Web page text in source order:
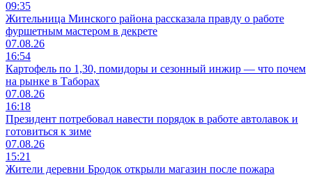
09:35
Жительница Минского района рассказала правду о работе
фуршетным мастером в декрете
07.08.26
16:54
Картофель по 1,30, помидоры и сезонный инжир — что почем
на рынке в Таборах
07.08.26
16:18
Президент потребовал навести порядок в работе автолавок и
готовиться к зиме
07.08.26
15:21
Жители деревни Бродок открыли магазин после пожара